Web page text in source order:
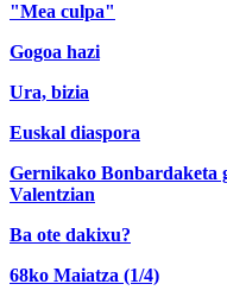
"Mea culpa"
Gogoa hazi
Ura, bizia
Euskal diaspora
Gernikako Bonbardaketa
Valentzian
Ba ote dakixu?
68ko Maiatza (1/4)